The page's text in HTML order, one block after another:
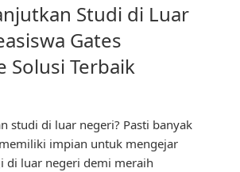
Studi di Luar
Gates
Solusi Terbaik
studi di luar negeri? Pasti banyak
impian untuk mengejar
di luar negeri demi meraih